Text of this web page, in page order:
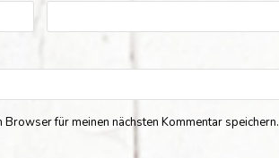
für meinen nächsten Kommentar speichern.